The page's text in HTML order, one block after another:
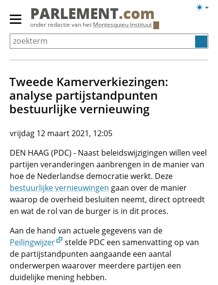
Overslaan
Primair
menu
tonen/verbergen
PARLEMENT.com
onder redactie van het Montesquieu Instituut
Tweede Kamerverkiezingen:
analyse partijstandpunten
bestuurlijke vernieuwing
vrijdag 12 maart 2021, 12:05
DEN HAAG (PDC) - Naast beleidswijzigingen willen veel
partijen veranderingen aanbrengen in de manier van
hoe de Nederlandse democratie werkt. Deze
bestuurlijke vernieuwingen gaan over de manier
waarop de overheid besluiten neemt, direct optreedt
en wat de rol van de burger is in dit proces.
Aan de hand van actuele gegevens van de
Peilingwijzer
stelde PDC een samenvatting op van
de partijstandpunten aangaande een aantal
onderwerpen waarover meerdere partijen een
duidelijke mening hebben.